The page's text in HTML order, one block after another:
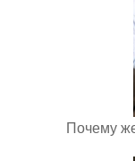
Почему